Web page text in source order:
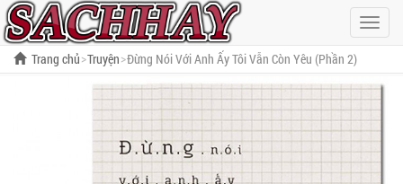
Hiện
menu
Trang chủ Truyện Đừng Nói Với Anh Ấy Tôi Vẫn Còn Yêu (Phần 2)